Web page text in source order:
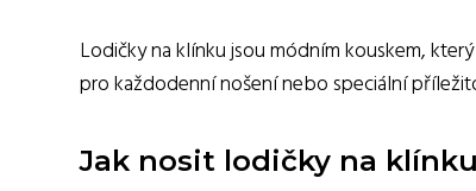
Lodičky na klínku jsou módním kouskem,
pro každodenní nošení nebo speciální
Jak nosit lodičky na